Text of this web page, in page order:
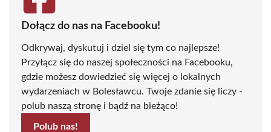
Dołącz do nas na Facebooku!
Odkrywaj, dyskutuj i dziel się tym co najlepsze!
Przyłącz się do naszej społeczności na Facebooku,
gdzie możesz dowiedzieć się więcej o lokalnych
wydarzeniach w Bolesławcu. Twoje zdanie się liczy -
polub naszą stronę i bądź na bieżąco!
Polub nas!